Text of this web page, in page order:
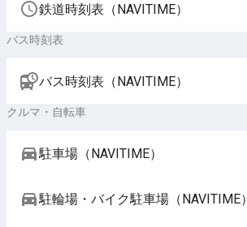
鉄道時刻表（NAVITIME）
バス時刻表
バス時刻表（NAVITIME）
クルマ・自転車
駐車場（NAVITIME）
駐輪場・バイク駐車場（NAVITIME）